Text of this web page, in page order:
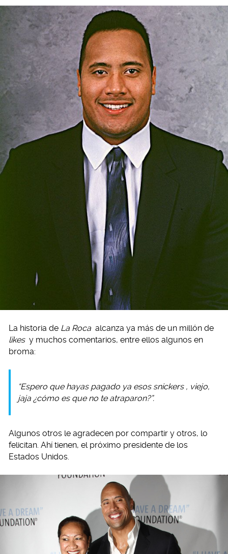
La historia de La Roca alcanza ya más de un millón de
likes y muchos comentarios, entre ellos algunos en
broma:
“Espero que hayas pagado ya esos snickers , viejo,
jaja ¿cómo es que no te atraparon?”.
Algunos otros le agradecen por compartir y otros, lo
felicitan. Ahí tienen, el próximo presidente de los
Estados Unidos.